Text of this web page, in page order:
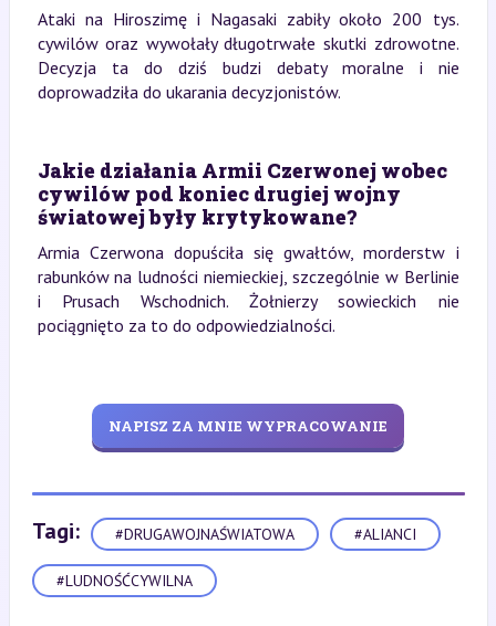
Ataki na Hiroszimę i Nagasaki zabiły około 200 tys.
cywilów oraz wywołały długotrwałe skutki zdrowotne.
Decyzja ta do dziś budzi debaty moralne i nie
doprowadziła do ukarania decyzjonistów.
Jakie działania Armii Czerwonej wobec
cywilów pod koniec drugiej wojny
światowej były krytykowane?
Armia Czerwona dopuściła się gwałtów, morderstw i
rabunków na ludności niemieckiej, szczególnie w Berlinie
i Prusach Wschodnich. Żołnierzy sowieckich nie
pociągnięto za to do odpowiedzialności.
NAPISZ ZA MNIE WYPRACOWANIE
Tagi: #DRUGAWOJNAŚWIATOWA #ALIANCI
#LUDNOŚĆCYWILNA